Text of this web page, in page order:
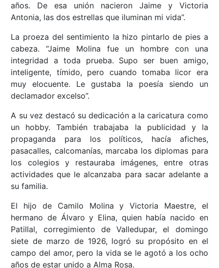
años. De esa unión nacieron Jaime y Victoria
Antonia, las dos estrellas que iluminan mi vida”.
La proeza del sentimiento la hizo pintarlo de pies a
cabeza. “Jaime Molina fue un hombre con una
integridad a toda prueba. Supo ser buen amigo,
inteligente, tímido, pero cuando tomaba licor era
muy elocuente. Le gustaba la poesía siendo un
declamador excelso”.
A su vez destacó su dedicación a la caricatura como
un hobby. También trabajaba la publicidad y la
propaganda para los políticos, hacía afiches,
pasacalles, calcomanías, marcaba los diplomas para
los colegios y restauraba imágenes, entre otras
actividades que le alcanzaba para sacar adelante a
su familia.
El hijo de Camilo Molina y Victoria Maestre, el
hermano de Álvaro y Elina, quien había nacido en
Patillal, corregimiento de Valledupar, el domingo
siete de marzo de 1926, logró su propósito en el
campo del amor, pero la vida se le agotó a los ocho
años de estar unido a Alma Rosa.